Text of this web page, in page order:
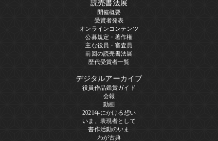
読売書法展
開催概要
受賞者発表
オンラインコンテンツ
公募規定・著作権
主な役員・審査員
前回の読売書法展
歴代受賞者一覧
デジタルアーカイブ
役員作品鑑賞ガイド
会報
動画
2021年にかける想い
いま、表現者として
書作活動のいま
わが古典